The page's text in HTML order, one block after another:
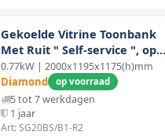
Gekoelde Vitrine Toonbank
Met Ruit " Self-service ", op
Sokkels
0.77kW | 2000x1195x1175(h)mm
Diamond op voorraad
5 tot 7 werkdagen
1 jaar
Art: SG20BS/B1-R2